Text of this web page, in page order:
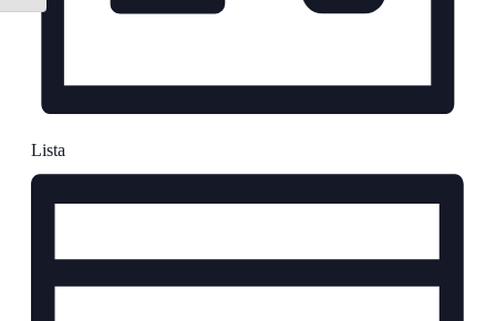
Lista